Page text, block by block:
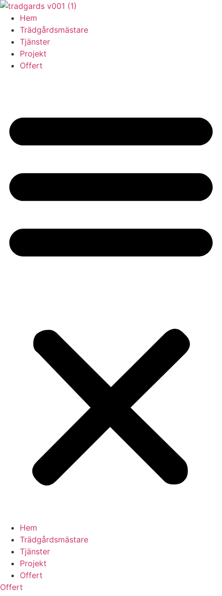
Skip
content
Hem
Trädgårdsmästare
Tjänster
Projekt
Offert
Hem
Trädgårdsmästare
Tjänster
Projekt
Offert
Offert